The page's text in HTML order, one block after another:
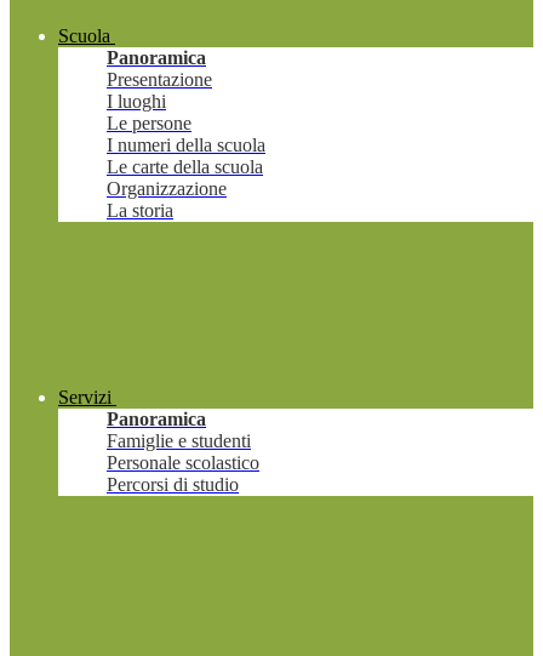
Scuola
Panoramica
Presentazione
I luoghi
Le persone
I numeri della scuola
Le carte della scuola
Organizzazione
La storia
Servizi
Panoramica
Famiglie e studenti
Personale scolastico
Percorsi di studio